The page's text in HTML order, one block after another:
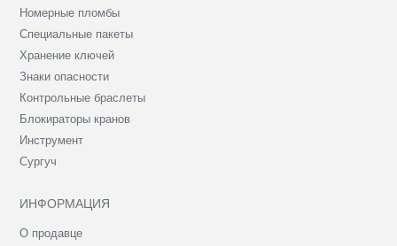
Номерные пломбы
Специальные пакеты
Хранение ключей
Знаки опасности
Контрольные браслеты
Блокираторы кранов
Инструмент
Сургуч
ИНФОРМАЦИЯ
О продавце